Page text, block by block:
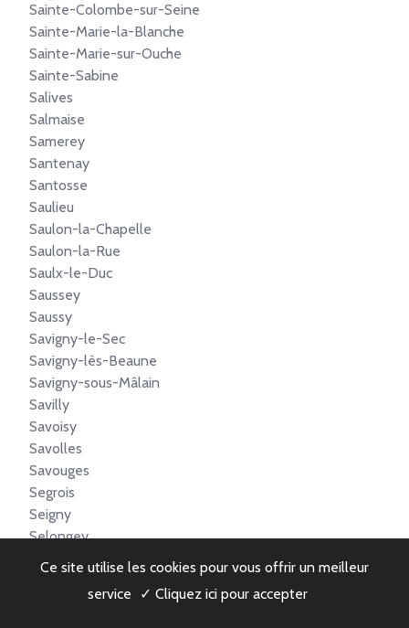
Sainte-Colombe-sur-Seine
Sainte-Marie-la-Blanche
Sainte-Marie-sur-Ouche
Sainte-Sabine
Salives
Salmaise
Samerey
Santenay
Santosse
Saulieu
Saulon-la-Chapelle
Saulon-la-Rue
Saulx-le-Duc
Saussey
Saussy
Savigny-le-Sec
Savigny-lès-Beaune
Savigny-sous-Mâlain
Savilly
Savoisy
Savolles
Savouges
Segrois
Seigny
Selongey
Semarey
Ce site utilise les cookies pour vous offrir un meilleur
service
✓ Cliquez ici pour accepter